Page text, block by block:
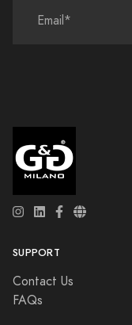
SUPPORT
Contact Us
FAQs